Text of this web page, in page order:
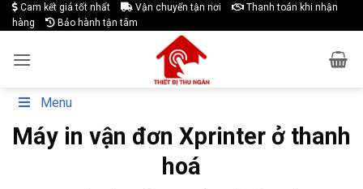
Skip
to
Cam kết giá tốt nhất Vận chuyển tận nơi
Thanh toán khi nhận
hàng
Bảo hành tận tâm
Menu
Máy in vận đơn Xprinter ở thanh
hoá